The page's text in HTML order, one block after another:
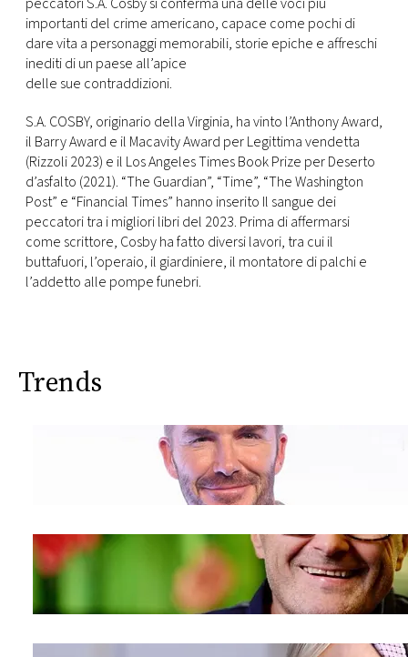
importanti del crime americano, capace come pochi di
dare vita a personaggi memorabili, storie epiche e affreschi
inediti di un paese all’apice
delle sue contraddizioni.
S.A. COSBY, originario della Virginia, ha vinto l’Anthony Award,
il Barry Award e il Macavity Award per Legittima vendetta
(Rizzoli 2023) e il Los Angeles Times Book Prize per Deserto
d’asfalto (2021). “The Guardian”, “Time”, “The Washington
Post” e “Financial Times” hanno inserito Il sangue dei
peccatori tra i migliori libri del 2023. Prima di affermarsi
come scrittore, Cosby ha fatto diversi lavori, tra cui il
buttafuori, l’operaio, il giardiniere, il montatore di palchi e
l’addetto alle pompe funebri.
Trends